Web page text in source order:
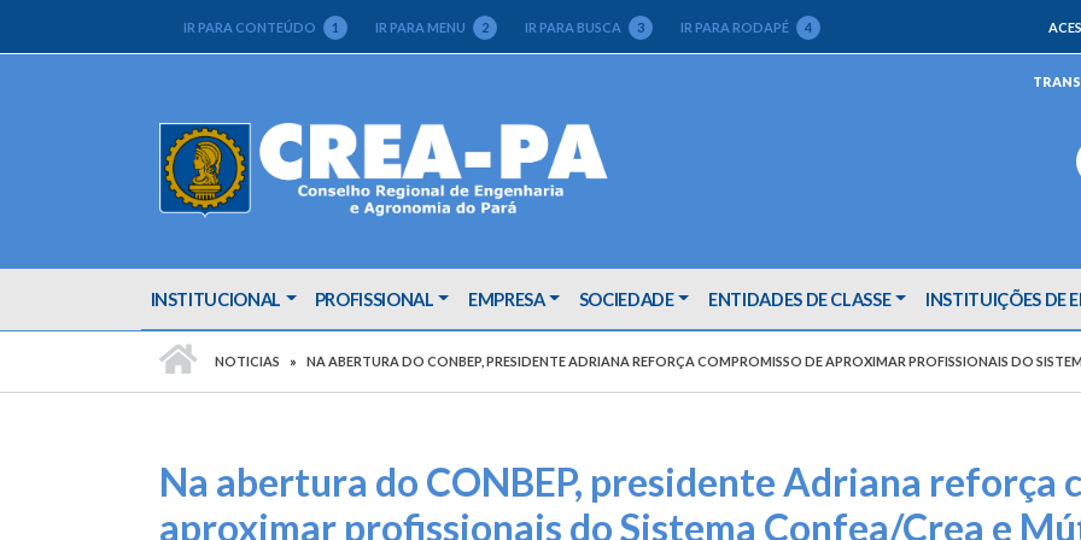
IR PARA CONTEÚDO 1 IR PARA MENU 2 IR PARA BUSCA 3 IR PARA RODAPÉ 4
INSTITUCIONAL PROFISSIONAL EMPRESA SOCIEDADE ENTIDADES DE CLASSE INSTITUIÇÕES DE
NOTICIAS NA ABERTURA DO CONBEP, PRESIDENTE ADRIANA REFORÇA COMPROMISSO DE APROXIMAR PROFISSIONAIS DO
Na abertura do CONBEP, presidente Adriana reforça
aproximar profissionais do Sistema Confea/Crea e